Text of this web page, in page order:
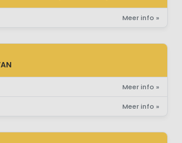
(EXTRA LUXE)
Meer info »
Meer info »
Meer info »